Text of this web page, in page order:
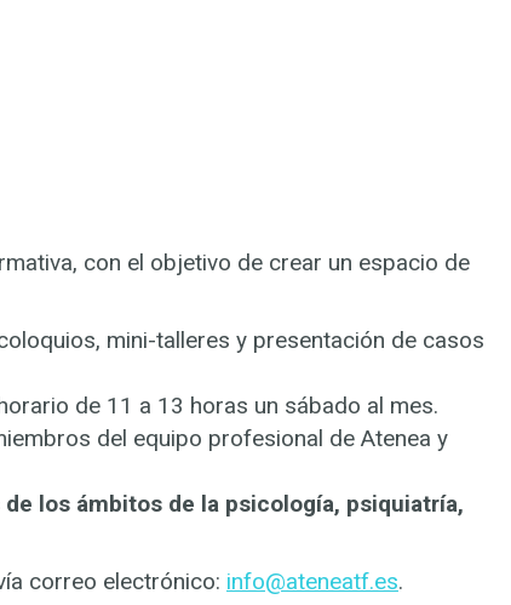
con el objetivo de crear un espacio de
mini-talleres y presentación de casos
de 11 a 13 horas un sábado al mes.
del equipo profesional de Atenea y
los ámbitos de la psicología, psiquiatría,
correo electrónico: info@ateneatf.es.